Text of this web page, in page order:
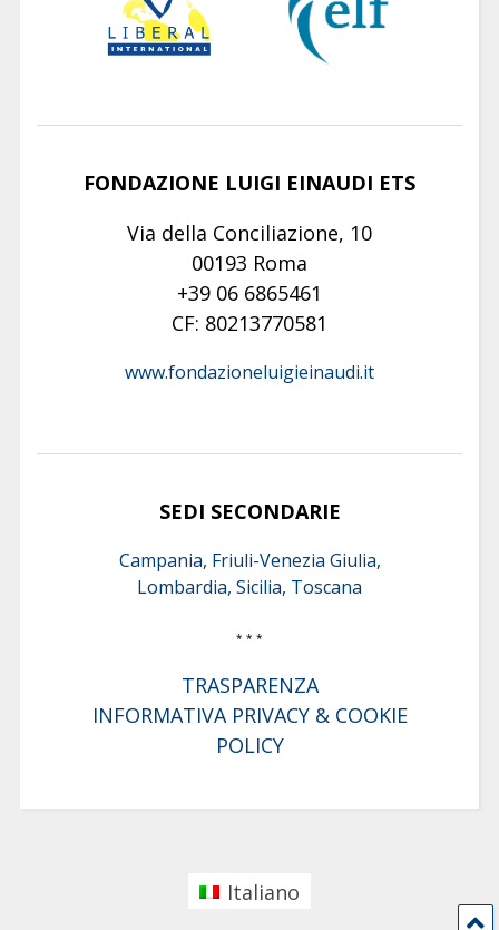
FONDAZIONE LUIGI EINAUDI ETS
Via della Conciliazione, 10
00193 Roma
+39 06 6865461
CF: 80213770581
www.fondazioneluigieinaudi.it
SEDI SECONDARIE
Campania, Friuli-Venezia Giulia,
Lombardia, Sicilia, Toscana
* * *
TRASPARENZA
INFORMATIVA PRIVACY & COOKIE
POLICY
Italiano